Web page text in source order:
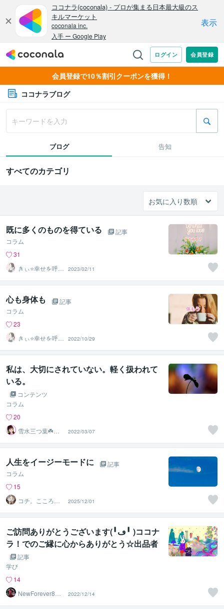
会員登録で10％割引クーポンを獲得！
ココナラブログ
ブログ 告知
すべてのカテゴリ
既に多くのものを得ている
記事
コラム
31
きぃ⭐️幸せを呼び
込むふわっと女
神⭐️
2023/02/11
心も身体も
記事
コラム
23
きぃ⭐️幸せを呼び
込むふわっと女
神⭐️
2022/10/29
私は、大切にされていない。軽く扱われて
いる。
コンテンツ
コラム
20
雪水三つ葉☘️あ
ったかコミュニ
ケーション
2022/03/07
人生をイージーモードに
記事
コラム
15
コチ。こころの
庭
2025/12/01
ご訪問ありがとうございます(╹ڡ╹ )ココナ
ラ！でのご縁に心からありがとう☆出品者
としてではなく＊素晴らしい人生の先駆者
ココナラクリエイターの先輩たちへ
記事
学び
14
NewForever80K
2022/12/14